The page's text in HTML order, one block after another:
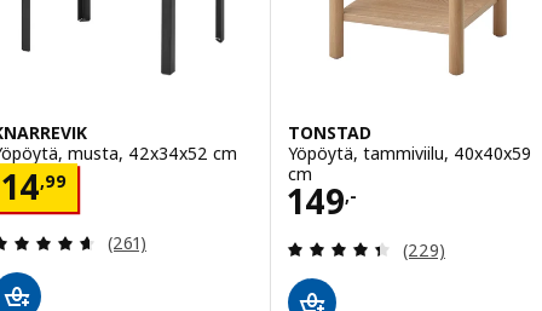
musta, 42x34x52 cm
14,99 14,99
Arvio: 4.6 / 5 tähteä. Arvostelut yhteensä:
(261)
TONSTAD
Yöpöytä, tammiviilu, 40x40x59
cm
149,-
Hinta 149,-
Arvio: 4.4 / 5
(229)